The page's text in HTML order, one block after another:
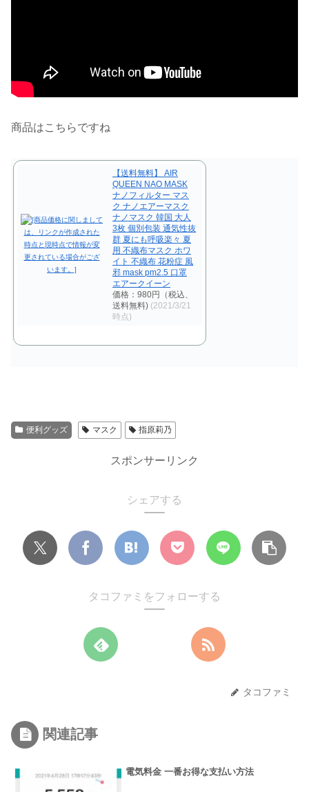
商品はこちらですね
【送料無料】 AIR
QUEEN NAO MASK
ナノフィルター マス
ク ナノエアーマスク
ナノマスク 韓国 大人
3枚 個別包装 通気性抜
群 夏にも呼吸楽々 夏
用 不織布マスク ホワ
イト 不織布 花粉症 風
邪 mask pm2.5 口罩
エアークイーン
価格：980円（税込、
送料無料) (2021/3/21
時点)
便利グッズ マスク 指原莉乃
スポンサーリンク
シェアする
タコファミをフォローする
タコファミ
関連記事
電気料金 一番お得な支払い方法